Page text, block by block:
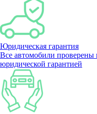
Юридическая гарантия
Все автомобили
юридической гарантией